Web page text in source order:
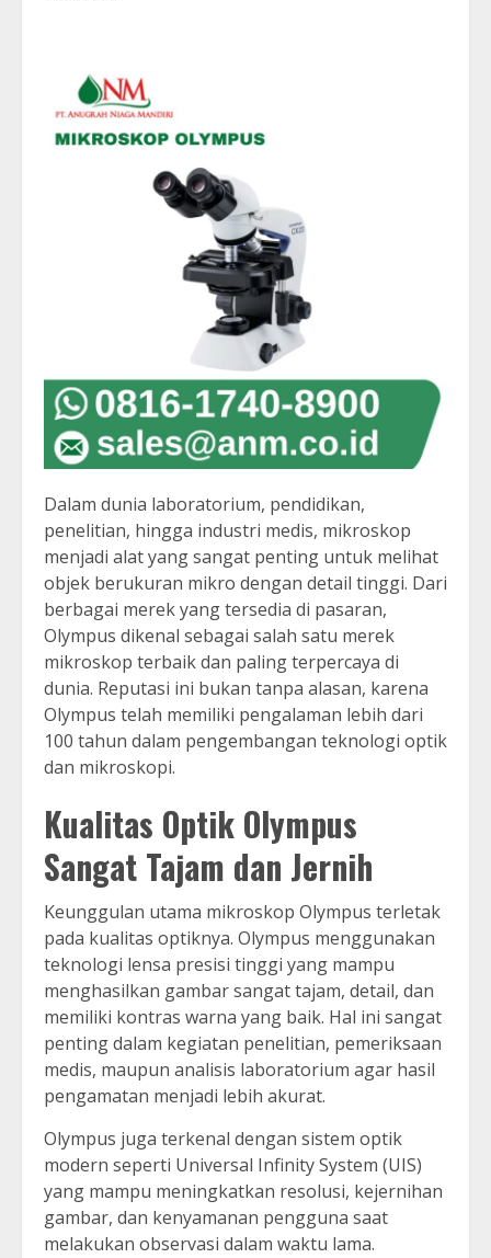
Dalam dunia laboratorium, pendidikan,
penelitian, hingga industri medis, mikroskop
menjadi alat yang sangat penting untuk melihat
objek berukuran mikro dengan detail tinggi. Dari
berbagai merek yang tersedia di pasaran,
Olympus dikenal sebagai salah satu merek
mikroskop terbaik dan paling terpercaya di
dunia. Reputasi ini bukan tanpa alasan, karena
Olympus telah memiliki pengalaman lebih dari
100 tahun dalam pengembangan teknologi optik
dan mikroskopi.
Kualitas Optik Olympus
Sangat Tajam dan Jernih
Keunggulan utama mikroskop Olympus terletak
pada kualitas optiknya. Olympus menggunakan
teknologi lensa presisi tinggi yang mampu
menghasilkan gambar sangat tajam, detail, dan
memiliki kontras warna yang baik. Hal ini sangat
penting dalam kegiatan penelitian, pemeriksaan
medis, maupun analisis laboratorium agar hasil
pengamatan menjadi lebih akurat.
Olympus juga terkenal dengan sistem optik
modern seperti Universal Infinity System (UIS)
yang mampu meningkatkan resolusi, kejernihan
gambar, dan kenyamanan pengguna saat
melakukan observasi dalam waktu lama.